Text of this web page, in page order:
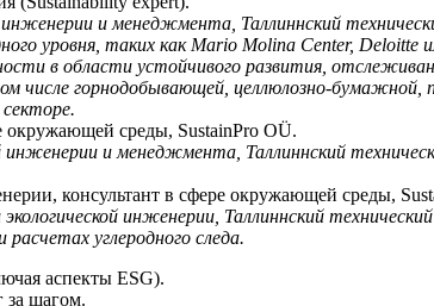
инженерии и менеджмента, Таллиннский
уровня, таких как Mario Molina Center, Deloitte
в области устойчивого развития,
числе горнодобывающей, целлюлозно-
окружающей среды, SustainPro OÜ.
инженерии и менеджмента, Таллиннский
консультант в сфере окружающей среды,
инженерии, Таллиннский
углеродного следа.
аспекты ESG).
за шагом.